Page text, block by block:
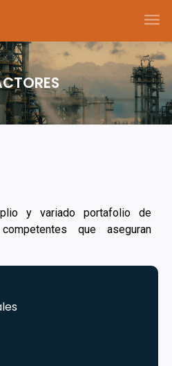
y variado portafolio de
que aseguran